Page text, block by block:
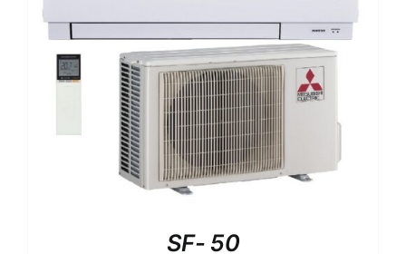
SF- 50